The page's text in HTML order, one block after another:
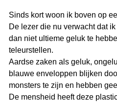
Sinds kort woon ik boven op
De lezer die nu verwacht dat
dan niet ultieme geluk te
teleurstellen.
Aardse zaken als geluk,
blauwe enveloppen blijken
monsters te zijn en hebben
De mensheid heeft deze